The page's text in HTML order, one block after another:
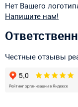
Нет Вашего
Напишите нам!
Честные отзывы